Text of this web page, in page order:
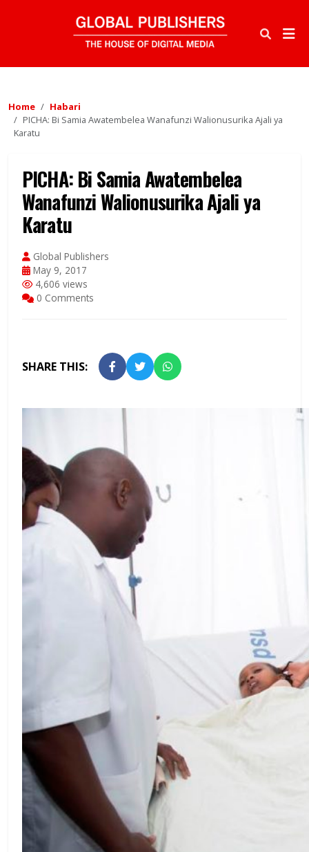
Home
Habari
PICHA: Bi Samia Awatembelea Wanafunzi Walionusurika Ajali ya
Karatu
PICHA: Bi Samia Awatembelea
Wanafunzi Walionusurika Ajali ya
Karatu
Global Publishers
May 9, 2017
4,606 views
0 Comments
SHARE THIS: